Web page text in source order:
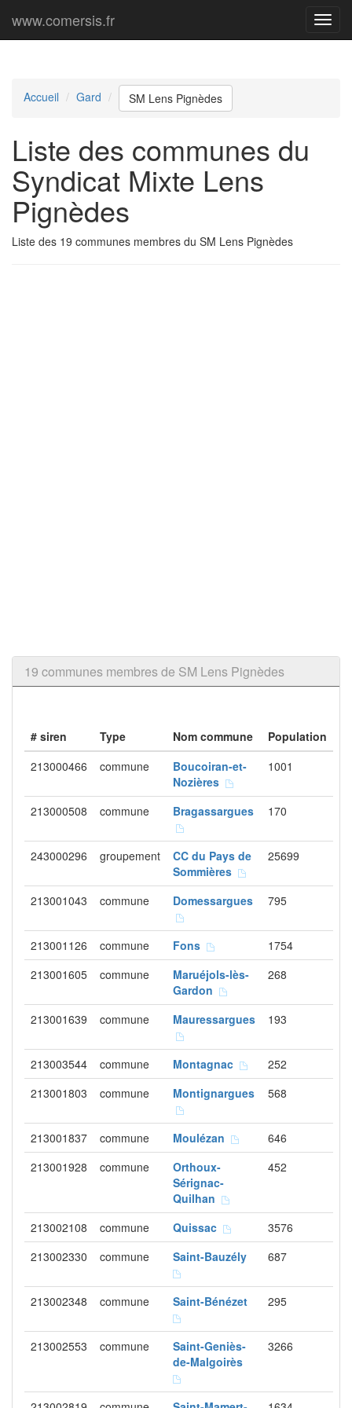
Menu
www.comersis.fr
Accueil Gard SM Lens Pignèdes
Liste des communes du
Syndicat Mixte Lens
Pignèdes
Liste des 19 communes membres du SM Lens Pignèdes
19 communes membres de SM Lens Pignèdes
# siren Type Nom commune
Population
213000466
commune
Boucoiran-et-
Nozières
1001
213000508 commune Bragassargues 170
243000296 groupement
CC du Pays de
Sommières
25699
213001043 commune Domessargues 795
213001126 commune Fons
1754
213001605
commune
Maruéjols-lès-
Gardon
268
213001639 commune Mauressargues 193
213003544 commune Montagnac
252
213001803
commune Montignargues 568
213001837 commune Moulézan
646
213001928
commune
Orthoux-
Sérignac-
Quilhan
452
213002108 commune Quissac
3576
213002330
commune Saint-Bauzély 687
213002348 commune Saint-Bénézet 295
213002553 commune
Saint-Geniès-
de-Malgoirès
3266